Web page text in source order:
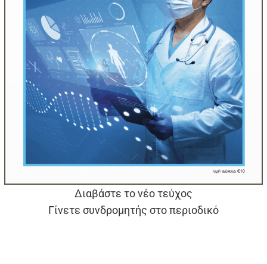
Διαβάστε το νέο τεύχος
Γίνετε συνδρομητής στο περιοδικό